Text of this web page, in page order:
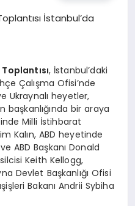
, İstanbul’daki
Çalışma Ofisi’nde
Ukraynalı heyetler,
başkanlığında bir araya
Milli İstihbarat
Kalın, ABD heyetinde
ABD Başkanı Donald
Keith Kellogg,
Devlet Başkanlığı Ofisi
Bakanı Andrii Sybiha